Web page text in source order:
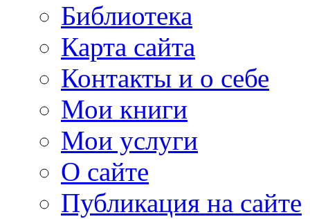
Библиотека
Карта сайта
Контакты и о себе
Мои книги
Мои услуги
О сайте
Публикация на сайте